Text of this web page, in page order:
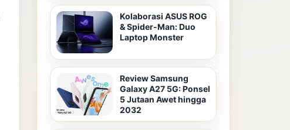
Kolaborasi ASUS ROG
& Spider-Man: Duo
Laptop Monster
Review Samsung
Galaxy A27 5G: Ponsel
5 Jutaan Awet hingga
2032